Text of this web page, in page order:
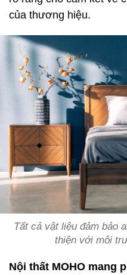
của thương hiệu.
Tất cả vật liệu đảm bảo
thiện với môi
Nội thất MOHO mang